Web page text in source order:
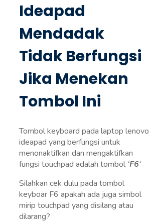
Ideapad
Mendadak
Tidak Berfungsi
Jika Menekan
Tombol Ini
Tombol keyboard pada laptop lenovo
ideapad yang berfungsi untuk
menonaktifkan dan mengaktifkan
fungsi touchpad adalah tombol ‘F6‘
Silahkan cek dulu pada tombol
keyboar F6 apakah ada juga simbol
mirip touchpad yang disilang atau
dilarang?